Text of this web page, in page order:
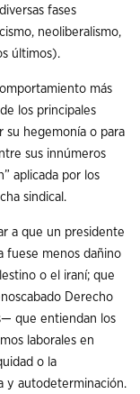
fases
neoliberalismo,
últimos).
más
los principales
su hegemonía o para
sus innúmeros
aplicada por los
sindical.
a que un presidente
fuese menos dañino
o el iraní; que
Derecho
que entiendan los
laborales en
o la
y autodeterminación.